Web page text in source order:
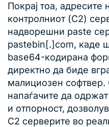
Покрај тоа, адресите
контролниот (C2)
надворешни paste
pastebin[.]com, каде
base64-кодирана
директно да биде
малициозен
напаѓачите да
и отпорност,
C2 серверите во